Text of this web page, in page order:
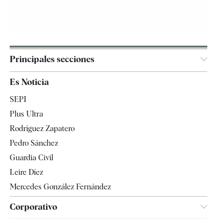
Principales secciones
España
Televisión
Es Noticia
SEPI
Plus Ultra
Rodríguez Zapatero
Pedro Sánchez
Guardia Civil
Leire Díez
Mercedes González Fernández
Corporativo